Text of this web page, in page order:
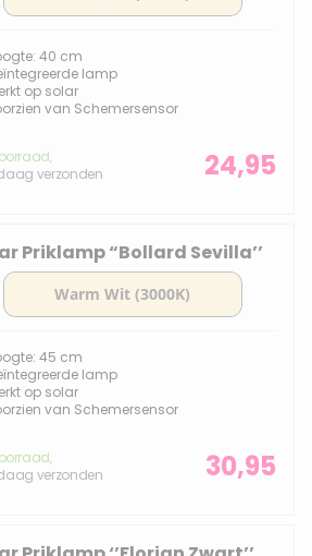
40 cm
lamp
op solar
van Schemersensor
verzonden
24,95
Priklamp “Bollard Sevilla’’
45 cm
lamp
op solar
van Schemersensor
verzonden
30,95